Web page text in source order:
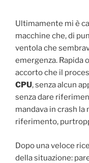
Ultimamente mi è
macchine che, di
ventola che
emergenza. Rapida
accorto che il
CPU, senza alcun
senza dare
mandava in crash la
riferimento,
Dopo una veloce
della situazione: